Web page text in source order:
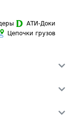
АТИ-Доки
Цепочки грузов